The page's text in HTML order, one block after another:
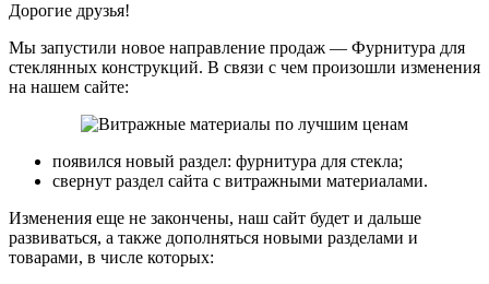
Дорогие друзья!
Мы запустили новое направление продаж — Фурнитура для
стеклянных конструкций. В связи с чем произошли изменения
на нашем сайте:
появился новый раздел: фурнитура для стекла;
свернут раздел сайта с витражными материалами.
Изменения еще не закончены, наш сайт будет и дальше
развиваться, а также дополняться новыми разделами и
товарами, в числе которых: